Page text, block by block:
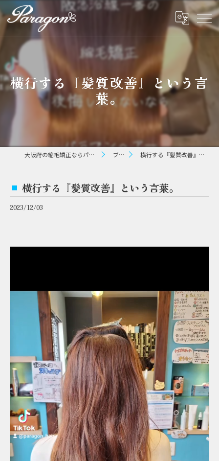
横行する『髪質改善』という言
葉。
大阪府の縮毛矯正ならパラゴン ヘアー ブログ 横行する『髪質改善』という言葉。
横行する『髪質改善』という言葉。
2023/12/03